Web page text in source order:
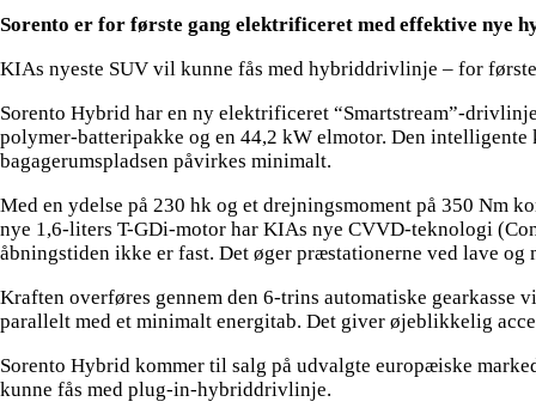
Sorento er for første gang elektrificeret med effektive nye
KIAs nyeste SUV vil kunne fås med hybriddrivlinje – for
Sorento Hybrid har en ny elektrificeret “Smartstream”-
polymer-batteripakke og en 44,2 kW elmotor. Den
bagagerumspladsen påvirkes minimalt.
Med en ydelse på 230 hk og et drejningsmoment på 350 Nm
nye 1,6-liters T-GDi-motor har KIAs nye CVVD-teknologi
åbningstiden ikke er fast. Det øger præstationerne ved lave
Kraften overføres gennem den 6-trins automatiske gearkasse
parallelt med et minimalt energitab. Det giver øjeblikkelig
Sorento Hybrid kommer til salg på udvalgte europæiske
kunne fås med plug-in-hybriddrivlinje.